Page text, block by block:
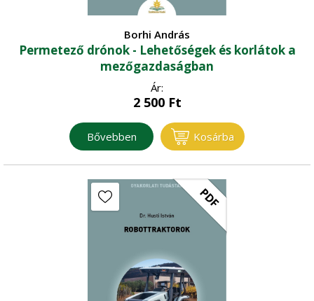
Borhi András
Permetező drónok - Lehetőségek és korlátok a
mezőgazdaságban
Ár:
2 500Ft
Bővebben Kosárba
PDF